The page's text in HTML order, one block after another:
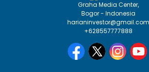
Graha Media Center,
Bogor - Indonesia
harianinvestor@gmail.com
+628557777888